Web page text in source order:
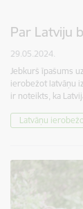
Par Latviju
29.05.2024.
Jebkurš īpašums
ierobežot latvāņu
ir noteikts, ka
Latvāņu